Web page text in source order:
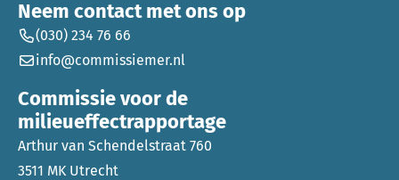
Neem contact met ons op
(030) 234 76 66
info@commissiemer.nl
Commissie voor de
milieueffectrapportage
Arthur van Schendelstraat 760
3511 MK Utrecht